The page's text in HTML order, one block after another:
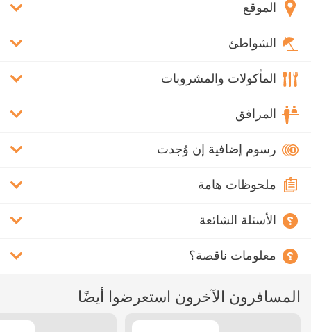
الموقع
الشواطئ
المأكولات والمشروبات
المرافق
رسوم إضافية إن وُجدت
ملحوظات هامة
الأسئلة الشائعة
معلومات ناقصة؟
المسافرون الآخرون استعرضوا أيضًا